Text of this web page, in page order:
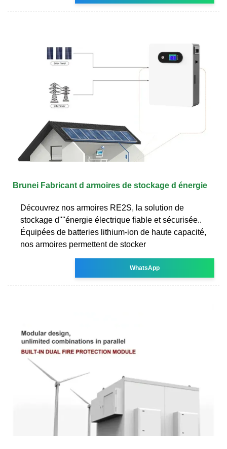
Brunei Fabricant d armoires de stockage d énergie
Découvrez nos armoires RE2S, la solution de
stockage d''''énergie électrique fiable et sécurisée..
Équipées de batteries lithium-ion de haute capacité,
nos armoires permettent de stocker
WhatsApp